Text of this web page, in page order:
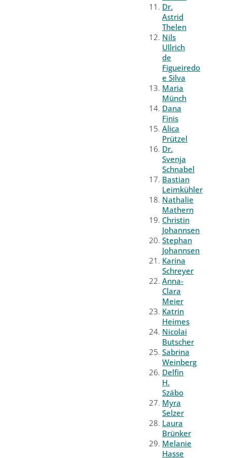
Dr.
Astrid
Thelen
Nils
Ullrich
de
Figueiredo
e Silva
Maria
Münch
Dana
Finis
Alica
Prützel
Dr.
Svenja
Schnabel
Bastian
Leimkühler
Nathalie
Mathern
Christin
Johannsen
Stephan
Johannsen
Karina
Schreyer
Anna-
Clara
Meier
Katrin
Heimes
Nicolai
Butscher
Sabrina
Weinberg
Delfin
H.
Szábo
Myra
Selzer
Laura
Brünker
Melanie
Hasse